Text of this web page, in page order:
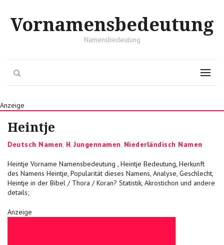
Vornamensbedeutung
Namensbedeutung
Menu
Anzeige
Heintje
Categories
Deutsch Namen, H, Jungennamen, Niederländisch Namen
Heintje Vorname Namensbedeutung , Heintje Bedeutung, Herkunft
des Namens Heintje, Popularität dieses Namens, Analyse, Geschlecht,
Heintje in der Bibel / Thora / Koran? Statistik, Akrostichon und andere
details;
Anzeige